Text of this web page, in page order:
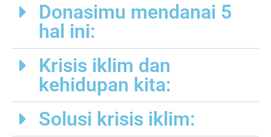
Donasimu mendanai 5
hal ini:
Krisis iklim dan
kehidupan kita:
Solusi krisis iklim: